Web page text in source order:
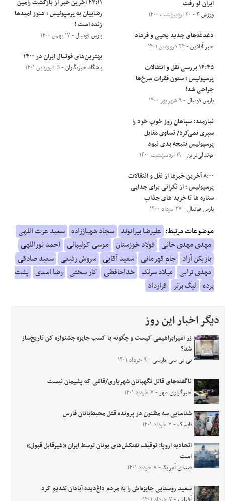
ایران لو رفت
ورزش ۳ - ۲۰ اردیبهشت ۱۴۰۰
دغدغه‌های جدید یحیی و فرهاد
خبر آنلاین- ۲۴ فروردین ۱۴۰۱
۱۶:۴۵ بررسی نقل و انتقالات
پرسپولیس ؛ ستون فقرات سرخ‌ها
جراحی شد!
پارس فوتبال- ۹ شهریور ۱۴۰۰
نیازمند: سپاهان روز خوب خود را
سپری نمی‌کرد/ تساوی مقابل
پرسپولیس نتیجه بدی نبود
فوتبالی‌ترین- ۱۹ اردیبهشت ۱۴۰۰
۸:۰۰ آخرین خبرها از نقل و انتقالات
پرسپولیس ؛ از نگرانی برای جدایی
ستاره ها تا خرید های جذاب
پارس فوتبال- ۲۷ مرداد ۱۴۰۰
۲۲:۱۱ آخرین خبر از بازگشت رامین
رضاییان به پرسپولیس ؛ هنوز امیدها
زنده است !
پارس فوتبال- ۱۷ بهمن ۱۴۰۰
بهترین‌های فوتبال ایران در ۱۴۰۰
باشگاه خبرنگاران- ۵ فروردین ۱۴۰۱
موضوعات مرتبط: علیرضا بیرانوند سجاد شهباززاده سعید عزت اللهی
مهدی مهدی خانی فولاد خوزستان موسی کولیبالی احمد نوراللهی
بازیکن آزاد جام قهرمانی سعید آقایی سروش رفیعی سعید صادقی
مهدی ترابی میلاد سرلک خداحافظی کار سختی رضا اسدی پشت
پرده لیگ برتر قرارداد
دیگر اخبار این روز
زر امیرابراهیمی کیست و چگونه با کسب جایزه جشنواره کن تاریخ‌ساز
شد؟
بی بی سی فارسی- ۹ خرداد ۱۴۰۱
ناگفته‌های قاتل نگهبانان شهریاری/قاتلی که پشیمان نیست
خبرگزاری مهر- ۷ خرداد ۱۴۰۱
شناسایی سه مظنون در پرونده قتل محیط‌بانان فارس
تابناک- ۷ خرداد ۱۴۰۱
اتحادیه اروپا: توقیف نفتکش‌های یونان توسط ایران «غیرقابل قبول»
است
صدای آمریکا - ۸ خرداد ۱۴۰۱
سعید روستایی جایزه‌اش را به مردم داغ‌دیده آبادان تقدیم کرد